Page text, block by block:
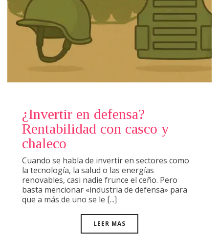
¿Invertir en defensa?
Rentabilidad con casco y
chaleco
Cuando se habla de invertir en sectores como
la tecnología, la salud o las energías
renovables, casi nadie frunce el ceño. Pero
basta mencionar «industria de defensa» para
que a más de uno se le [...]
LEER MAS